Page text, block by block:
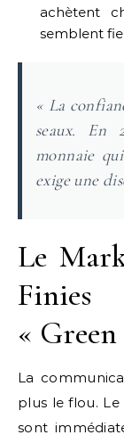
achètent
semblent
« La
seaux. En
monnaie
exige une
Le
« Green
La
plus le flou. Le
sont